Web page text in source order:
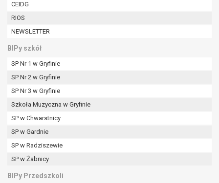
CEIDG
RIOS
NEWSLETTER
BIPy szkół
SP Nr 1 w Gryfinie
SP Nr 2 w Gryfinie
SP Nr 3 w Gryfinie
Szkoła Muzyczna w Gryfinie
SP w Chwarstnicy
SP w Gardnie
SP w Radziszewie
SP w Żabnicy
BIPy Przedszkoli
na przetwarzanie danych osobowych (art. 6 ust. 1
cofnięcia tej zgody w dowolnym momencie.
Cofnięcie to nie ma wpływu na zgodność
zgody przed jej cofnięciem.
Przysługuje Pani/Panu prawo wniesienia skargi do
organu nadzorczego na niezgodne z prawem
przetwarzanie Pani/Pana danych osobowych
Organem właściwym do wniesienia skargi jest
Prezes Urzędu Ochrony Danych Osobowych.
W zależności od sfery, w której przetwarzane są
dobrowolne albo jest wymogiem ustawowym lub